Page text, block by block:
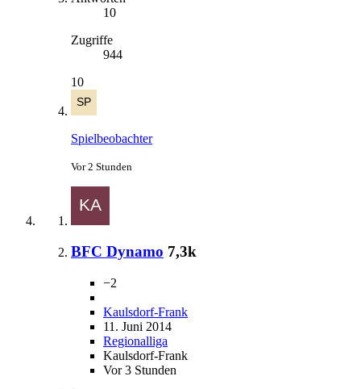
10
Zugriffe
944
10
Spielbeobachter
Vor 2 Stunden
BFC Dynamo 7,3k
−2
Kaulsdorf-Frank
11. Juni 2014
Regionalliga
Kaulsdorf-Frank
Vor 3 Stunden